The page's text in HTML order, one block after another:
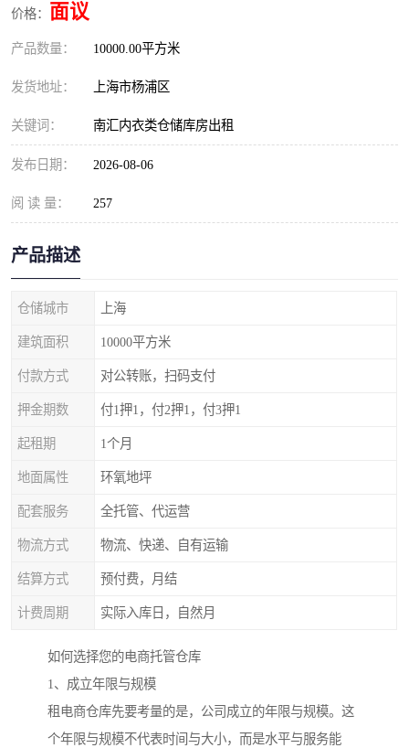
价格： 面议
产品数量： 10000.00平方米
发货地址： 上海市杨浦区
关键词： 南汇内衣类仓储库房出租
发布日期： 2026-08-06
阅 读 量： 257
产品描述
仓储城市 上海
建筑面积 10000平方米
付款方式 对公转账，扫码支付
押金期数 付1押1，付2押1，付3押1
起租期 1个月
地面属性 环氧地坪
配套服务 全托管、代运营
物流方式 物流、快递、自有运输
结算方式 预付费，月结
计费周期 实际入库日，自然月
如何选择您的电商托管仓库
1、成立年限与规模
租电商仓库先要考量的是，公司成立的年限与规模。这
个年限与规模不代表时间与大小，而是水平与服务能